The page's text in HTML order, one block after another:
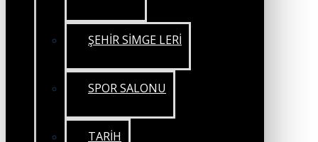
ŞEHİR SİMGE LERİ
SPOR SALONU
TARİH